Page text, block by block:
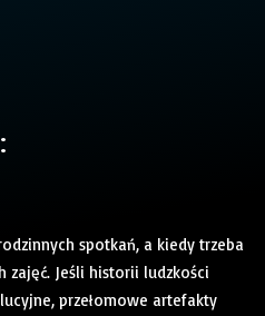
spotkań, a kiedy trzeba
zajęć. Jeśli historii ludzkości
przełomowe artefakty